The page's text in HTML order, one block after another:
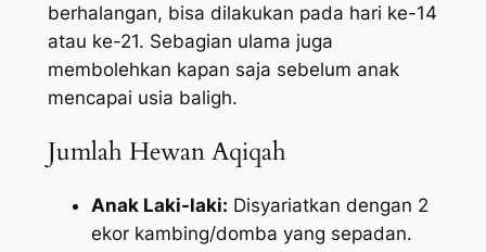
berhalangan, bisa dilakukan pada hari ke-14
atau ke-21. Sebagian ulama juga
membolehkan kapan saja sebelum anak
mencapai usia baligh.
Jumlah Hewan Aqiqah
Anak Laki-laki: Disyariatkan dengan 2
ekor kambing/domba yang sepadan.